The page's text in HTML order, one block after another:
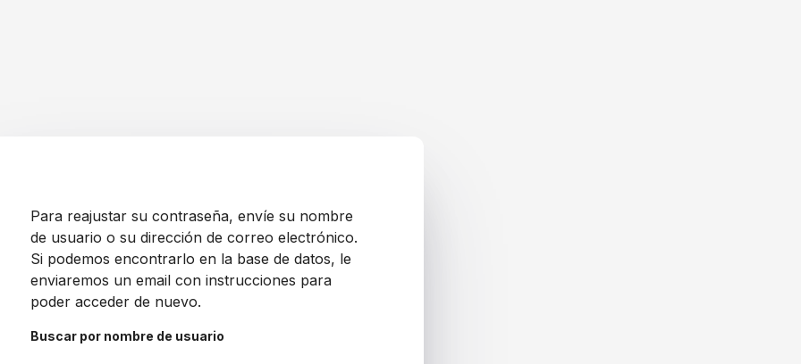
Para reajustar su contraseña, envíe su nombre
de usuario o su dirección de correo electrónico.
Si podemos encontrarlo en la base de datos, le
enviaremos un email con instrucciones para
poder acceder de nuevo.
Buscar por nombre de usuario